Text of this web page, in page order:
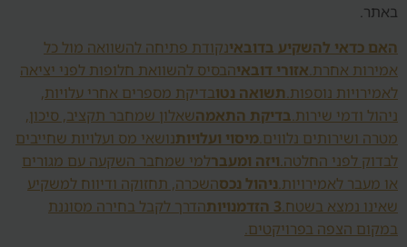
באתר.
האם כדאי להשקיע בדובאינקודת פתיחה להשוואה מול כל
אמירות אחרת.אזורי דובאיהבסיס להשוואת חלופות לפני יציאה
לאמירויות נוספות.תשואה נטובדיקת מספרים אחרי עלויות,
ניהול ודמי שירות.בדיקת התאמהשאלון שמחבר תקציב, סיכון,
מטרה ושירותים נלווים.מיסוי ועלויותנושאי מס ועלויות שחייבים
לבדוק לפני החלטה.ויזה ומעברלמי שמחבר השקעה עם מגורים
או מעבר לאמירויות.ניהול נכסהשכרה, תחזוקה ודיווח למשקיע
שאינו נמצא בשטח.3 הזדמנויות
הדרך לקבל בחירה מסוננת
במקום הצפה בפרויקטים.